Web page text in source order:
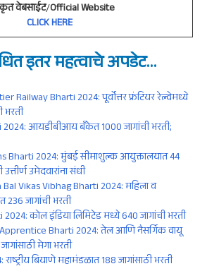
वेबसाईट/Official Website
CLICK HERE
इतरमहत्वाचेअपडेट…
Railway Bharti 2024: पूर्वोत्तर फ्रंटियर रेल्वेमध्ये
भरती
2024: आयडीबीआय बँकेत 1000 जागांची भरती;
Bharti 2024: मुंबई सीमाशुल्क आयुक्तालयात 44
उमेदवारांना संधी
Vikas Vibhag Bharti 2024: महिला व
236 जागांची भरती
कोल इंडिया लिमिटेड मध्ये 640 जागांची भरती
Apprentice Bharti 2024: तेल आणि नैसर्गिक वायू
मेगा भरती
बियाणे महामंडळात 188 जागांसाठी भरती